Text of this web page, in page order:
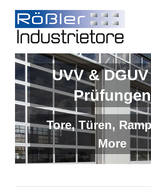
content
UVV &
Prüfungen
Tore, Türen,
More